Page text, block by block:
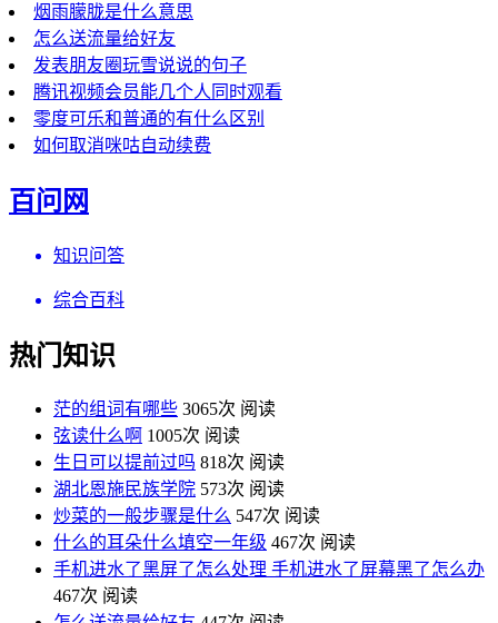
烟雨朦胧是什么意思
怎么送流量给好友
发表朋友圈玩雪说说的句子
腾讯视频会员能几个人同时观看
零度可乐和普通的有什么区别
如何取消咪咕自动续费
百问网
知识问答
综合百科
热门知识
茫的组词有哪些 3065次 阅读
弦读什么啊 1005次 阅读
生日可以提前过吗 818次 阅读
湖北恩施民族学院 573次 阅读
炒菜的一般步骤是什么 547次 阅读
什么的耳朵什么填空一年级 467次 阅读
手机进水了黑屏了怎么处理 手机进水了屏幕黑了怎么办
467次 阅读